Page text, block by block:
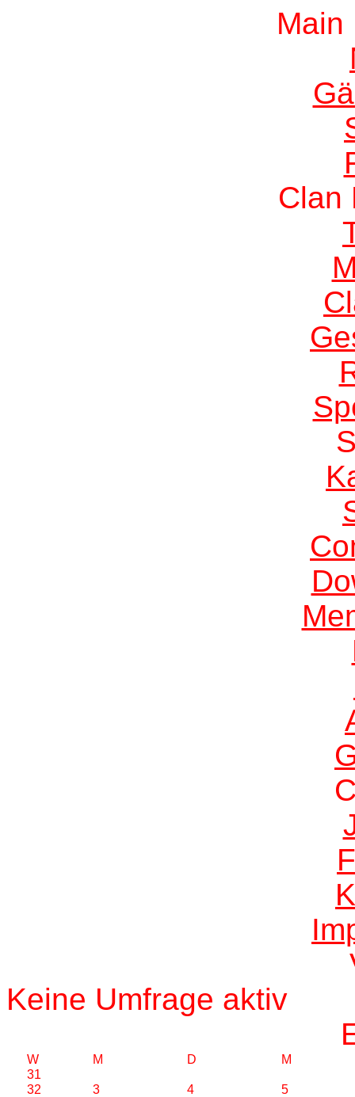
Main
Clan
Keine Umfrage aktiv
W M D
M
31
32
3 4
5